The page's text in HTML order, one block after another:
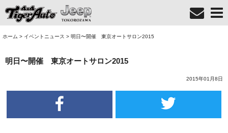
ホーム > イベントニュース > 明日〜開催 東京オートサロン2015
明日〜開催 東京オートサロン2015
2015年01月8日